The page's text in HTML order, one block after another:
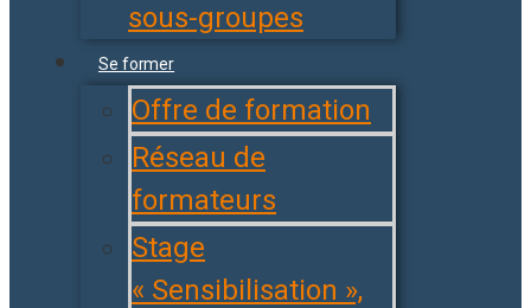
sous-groupes
Se former
Offre de formation
Réseau de
formateurs
Stage
« Sensibilisation »,